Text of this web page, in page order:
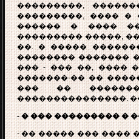
���������,
���������, ���� �
������ � ����
��������� �����,
��. � �����
�������� �������
��� - ��� ��, ����
�������-�� ��
��� ��
���������������.
- � ��� ��������� �
- �� ����� ��� ����